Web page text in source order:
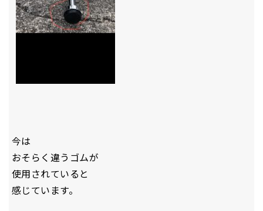
今は
おそらく違うゴムが
使用されていると
感じています。